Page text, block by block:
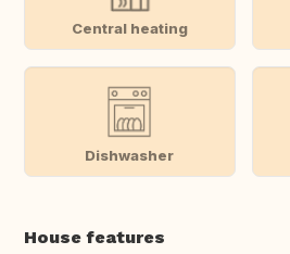
Central heating
Dishwasher
House features